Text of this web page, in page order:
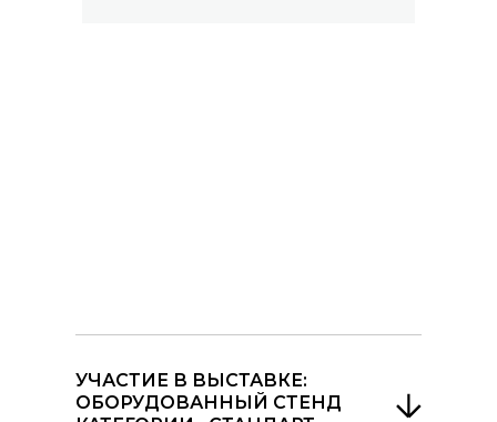
УЧАСТИЕ В ВЫСТАВКЕ:
ОБОРУДОВАННЫЙ СТЕНД